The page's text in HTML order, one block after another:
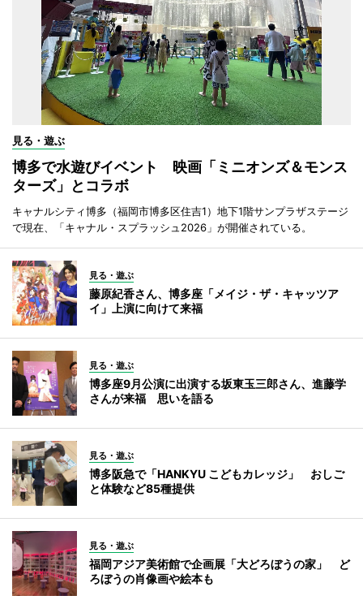
見る・遊ぶ
博多で水遊びイベント 映画「ミニオンズ＆モンス
ターズ」とコラボ
キャナルシティ博多（福岡市博多区住吉1）地下1階サンプラザステージ
で現在、「キャナル・スプラッシュ2026」が開催されている。
見る・遊ぶ
藤原紀香さん、博多座「メイジ・ザ・キャッツア
イ」上演に向けて来福
見る・遊ぶ
博多座9月公演に出演する坂東玉三郎さん、進藤学
さんが来福 思いを語る
見る・遊ぶ
博多阪急で「HANKYU こどもカレッジ」 おしご
と体験など85種提供
見る・遊ぶ
福岡アジア美術館で企画展「大どろぼうの家」 ど
ろぼうの肖像画や絵本も